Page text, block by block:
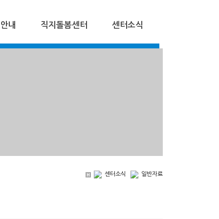
내 직지돌봄센터 센터소식
센터소식 일반자료